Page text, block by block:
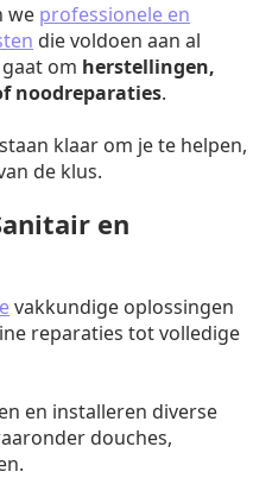
we professionele en
die voldoen aan al
om herstellingen,
noodreparaties.
klaar om je te helpen,
de klus.
en
vakkundige oplossingen
reparaties tot volledige
en installeren diverse
douches,